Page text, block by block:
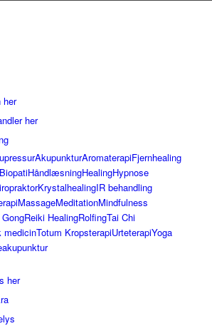
her
her
AkupunkturAromaterapiFjernhealing
HåndlæsningHealingHypnose
KrystalhealingIR behandling
MassageMeditationMindfulness
Reiki HealingRolfingTai Chi
medicinTotum KropsterapiUrteterapiYoga
her